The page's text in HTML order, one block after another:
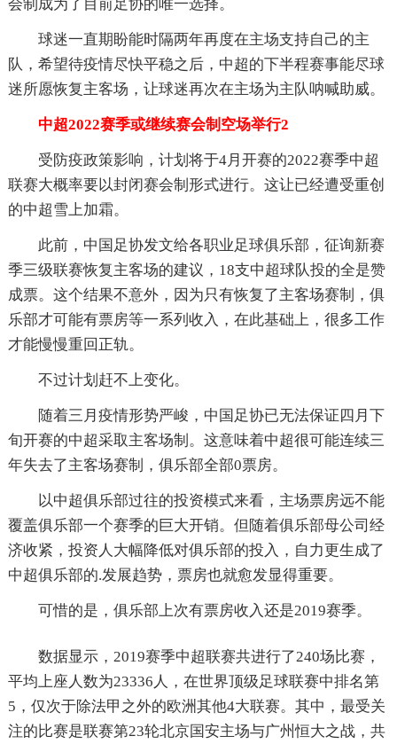
会制成为了目前足协的唯一选择。
球迷一直期盼能时隔两年再度在主场支持自己的主
队，希望待疫情尽快平稳之后，中超的下半程赛事能尽球
迷所愿恢复主客场，让球迷再次在主场为主队呐喊助威。
中超2022赛季或继续赛会制空场举行2
受防疫政策影响，计划将于4月开赛的2022赛季中超
联赛大概率要以封闭赛会制形式进行。这让已经遭受重创
的中超雪上加霜。
此前，中国足协发文给各职业足球俱乐部，征询新赛
季三级联赛恢复主客场的建议，18支中超球队投的全是赞
成票。这个结果不意外，因为只有恢复了主客场赛制，俱
乐部才可能有票房等一系列收入，在此基础上，很多工作
才能慢慢重回正轨。
不过计划赶不上变化。
随着三月疫情形势严峻，中国足协已无法保证四月下
旬开赛的中超采取主客场制。这意味着中超很可能连续三
年失去了主客场赛制，俱乐部全部0票房。
以中超俱乐部过往的投资模式来看，主场票房远不能
覆盖俱乐部一个赛季的巨大开销。但随着俱乐部母公司经
济收紧，投资人大幅降低对俱乐部的投入，自力更生成了
中超俱乐部的.发展趋势，票房也就愈发显得重要。
可惜的是，俱乐部上次有票房收入还是2019赛季。
数据显示，2019赛季中超联赛共进行了240场比赛，
平均上座人数为23336人，在世界顶级足球联赛中排名第
5，仅次于除法甲之外的欧洲其他4大联赛。其中，最受关
注的比赛是联赛第23轮北京国安主场与广州恒大之战，共